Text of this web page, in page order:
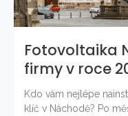
Fotovoltaika
firmy v roce
Kdo vám nejlépe
klíč v Náchodě? Po